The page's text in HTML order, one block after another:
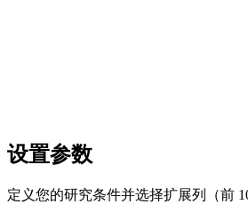
设置参数
定义您的研究条件并选择扩展列（前